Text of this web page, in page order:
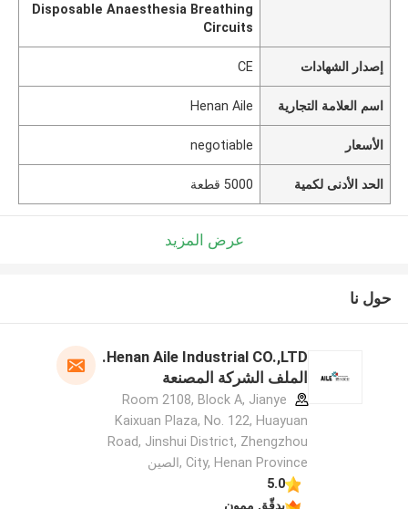
Disposable Anaesthesia Breathing
Circuits
إصدار الشهادات CE
اسم العلامة التجارية Henan Aile
الأسعار negotiable
الحد الأدنى لكمية 5000 قطعة
عرض المزيد
حول نا
Henan Aile Industrial CO.,LTD.
الملف الشركة المصنعة
Room 2108, Block A, Jianye
Kaixuan Plaza, No. 122, Huayuan
Road, Jinshui District, Zhengzhou
City, Henan Province ,الصين
5.0
يدقّق ممون